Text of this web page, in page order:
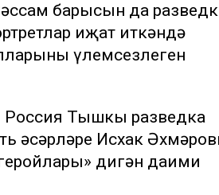
барысын да
иҗат иткәндә
үлемсезлеген
Россия Тышкы разведка
әсәрләре Исхак
дигән даими